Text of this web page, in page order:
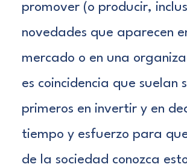
promover (o producir,
novedades que aparecen
mercado o en una
es coincidencia que suelan
primeros en invertir y en
tiempo y esfuerzo para
de la sociedad conozca